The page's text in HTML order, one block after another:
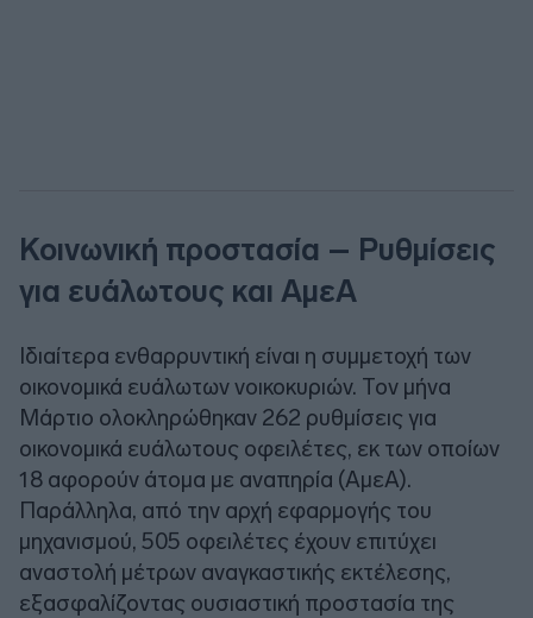
Κοινωνική προστασία – Ρυθμίσεις
για ευάλωτους και ΑμεΑ
Ιδιαίτερα ενθαρρυντική είναι η συμμετοχή των
οικονομικά ευάλωτων νοικοκυριών. Τον μήνα
Μάρτιο ολοκληρώθηκαν 262 ρυθμίσεις για
οικονομικά ευάλωτους οφειλέτες, εκ των οποίων
18 αφορούν άτομα με αναπηρία (ΑμεΑ).
Παράλληλα, από την αρχή εφαρμογής του
μηχανισμού, 505 οφειλέτες έχουν επιτύχει
αναστολή μέτρων αναγκαστικής εκτέλεσης,
εξασφαλίζοντας ουσιαστική προστασία της